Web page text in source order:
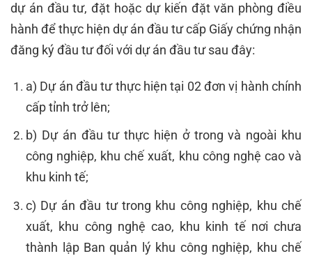
dự án đầu tư, đặt hoặc dự kiến đặt văn phòng điều
hành để thực hiện dự án đầu tư cấp Giấy chứng nhận
đăng ký đầu tư đối với dự án đầu tư sau đây:
a) Dự án đầu tư thực hiện tại 02 đơn vị hành chính
cấp tỉnh trở lên;
b) Dự án đầu tư thực hiện ở trong và ngoài khu
công nghiệp, khu chế xuất, khu công nghệ cao và
khu kinh tế;
c) Dự án đầu tư trong khu công nghiệp, khu chế
xuất, khu công nghệ cao, khu kinh tế nơi chưa
thành lập Ban quản lý khu công nghiệp, khu chế